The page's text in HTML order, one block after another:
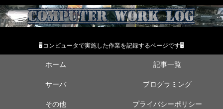
🖥コンピュータで実施した作業を記録するページです🖥
ホーム 記事一覧
サーバ プログラミング
その他 プライバシーポリシー